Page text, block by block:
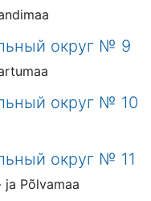
округ № 9
округ № 10
округ № 11
ja Põlvamaa